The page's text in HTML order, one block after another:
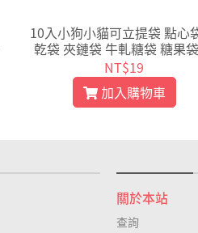
10入小狗小貓可立提袋 點心
乾袋 夾鏈袋 牛軋糖袋 糖果
提袋 保鮮袋 自立透明袋【
4】
NT$19
加入購物車
關於本站
查詢